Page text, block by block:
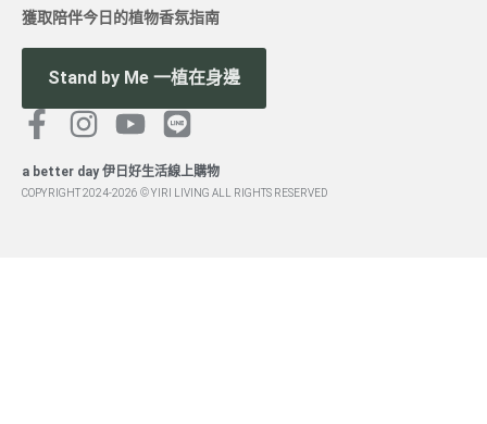
a better day 伊日好生活線上購物
COPYRIGHT 2024-2026 © YIRI LIVING ALL RIGHTS RESERVED
獲取陪伴今日的植物香氛指南
Stand by Me 一植在身邊